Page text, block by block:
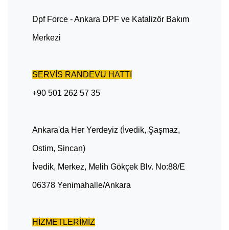
Dpf Force - Ankara DPF ve Katalizör Bakım
Merkezi
SERVİS RANDEVU HATTI
+90 501 262 57 35
Ankara'da Her Yerdeyiz (İvedik, Şaşmaz,
Ostim, Sincan)
İvedik, Merkez, Melih Gökçek Blv. No:88/E
06378 Yenimahalle/Ankara
HİZMETLERİMİZ